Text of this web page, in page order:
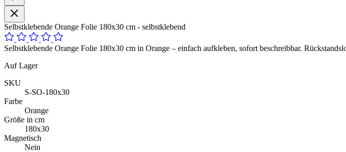
Selbstklebende Orange Folie 180x30 cm - selbstklebend
Selbstklebende Orange Folie 180x30 cm in Orange – einfach aufkleben, sofort beschreibbar.
Auf Lager
SKU
S-SO-180x30
Farbe
Orange
Größe in cm
180x30
Magnetisch
Nein